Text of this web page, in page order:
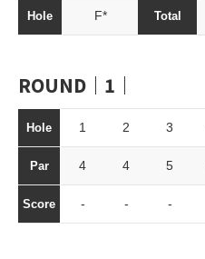
Hole F* Total
ROUND｜1｜
Hole 1 2 3
Par 4 4 5
Score - - -